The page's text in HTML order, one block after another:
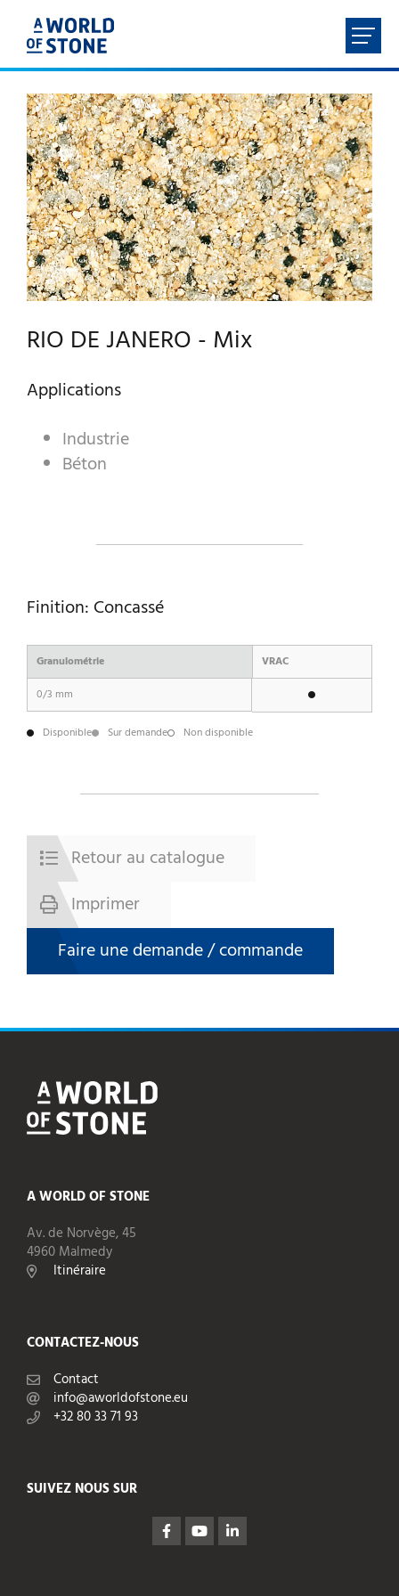
ACCUEIL
À PROPOS
PRODUITS
SERVICES
STONE-CUBE®
RIO DE JANERO - Mix
Applications
Industrie
Béton
Finition: Concassé
Granulométrie
VRAC
0/3 mm
Disponible Sur demande Non disponible
Retour au catalogue
Imprimer
Faire une demande / commande
A WORLD OF STONE
Av. de Norvège, 45
4960 Malmedy
Itinéraire
CONTACTEZ-NOUS
Contact
info@aworldofstone.eu
+32 80 33 71 93
SUIVEZ NOUS SUR